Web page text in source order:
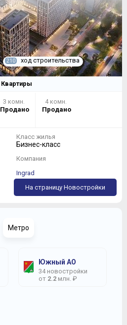
210 ход строительства
Квартиры
3 комн.
Продано
4 комн.
Продано
Класс жилья
Бизнес-класс
Компания
Ingrad
На страницу Новостройки
Метро
Южный АО
34 новостройки
от 2.2 млн. ₽